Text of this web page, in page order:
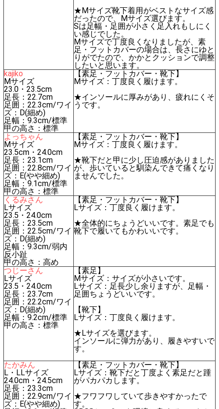
★Mサイズ靴下着用がベストなサイズ感
だったので、Mサイズ選びます。
Sは足幅・足囲が小さく足入れもしにく
い感じでした。
Mサイズで丁度良くなりましたが、素
足・フットカバーの場合は、長さにゆと
りがでたので、かかとクッションで調整
したいと思います。
kajiko
Mサイズ
23.0・23.5cm
足長：22.7cm
足囲：22.3cm/ワイ
ズ：D(細め)
足幅：9.3cm/標準
甲の高さ：標準
【素足・フットカバー・靴下】
Mサイズ：丁度良く履けます。
★インソールに厚みがあり、疲れにくそ
うです。
よっちゃん
Mサイズ
23.5cm・24.0cm
足長：23.1cm
足囲：22.8cm/ワイ
ズ：E(やや細め)
足幅：9.1cm/標準
甲の高さ：標準
【素足・フットカバー・靴下】
Mサイズ：丁度良く履けます。
★靴下だと甲に少し圧迫感がありました
が、歩いていると馴染んできて痛くなり
ませんでした。
くるみさん
Lサイズ
23.5・24.0cm
足長：23.5cm
足囲：22.5cm/ワイ
ズ：D(細め)
足幅：9.3cm/弱内
反小趾
甲の高さ：高め
【素足・フットカバー・靴下】
Lサイズ：丁度良く履けます。
★全体的にちょうどいいです。素足でも
靴下で履いてもかわいいです。
つじーさん
Lサイズ
23.5・24.0cm
足長：23.7cm
足囲：22.2cm/ワイ
ズ：D(細め)
足幅：9.2cm/標準
甲の高さ：標準
【素足】
Mサイズ：サイズが小さいです。
Lサイズ：足長少し余りますが、足幅・
足囲ちょうどいいです。
【靴下】
Lサイズ：丁度良く履けます。
★Lサイズを選びます。
インソールに弾力があり、履きやすいで
す。
たかみん
L・LLサイズ
24.0cm・24.5cm
足長：23.3cm
足囲：22.9cm/ワイ
ズ：E(やや細め)
【素足・フットカバー・靴下】
Lサイズ：靴下だと丁度よく素足だと踵
がパカパカします。
★フワフワしていて歩きやすかったで
す。